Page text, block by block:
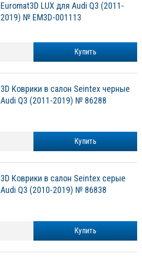
Euromat3D LUX для Audi Q3 (2011-
2019) № EM3D-001113
Купить
3D Коврики в салон Seintex черные
Audi Q3 (2011-2019) № 86288
Купить
3D Коврики в салон Seintex серые
Audi Q3 (2010-2019) № 86838
Купить